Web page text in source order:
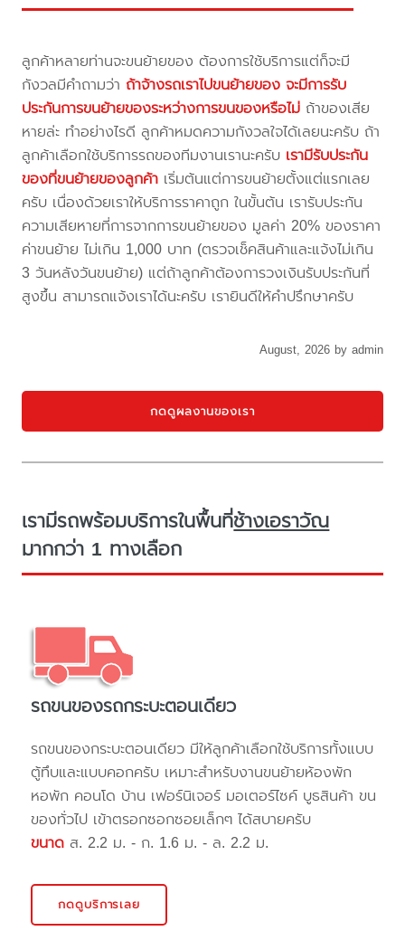
ลูกค้าหลายท่านจะขนย้ายของ ต้องการใช้บริการแต่ก็จะมี
กังวลมีคำถามว่า ถ้าจ้างรถเราไปขนย้ายของ จะมีการรับ
ประกันการขนย้ายของระหว่างการขนของหรือไม่ ถ้าของเสีย
หายล่ะ ทำอย่างไรดี ลูกค้าหมดความกังวลใจได้เลยนะครับ ถ้า
ลูกค้าเลือกใช้บริการรถของทีมงานเรานะครับ เรามีรับประกัน
ของที่ขนย้ายของลูกค้า เริ่มต้นแต่การขนย้ายตั้งแต่แรกเลย
ครับ เนื่องด้วยเราให้บริการราคาถูก ในขั้นต้น เรารับประกัน
ความเสียหายที่การจากการขนย้ายของ มูลค่า 20% ของราคา
ค่าขนย้าย ไม่เกิน 1,000 บาท (ตรวจเช็คสินค้าและแจ้งไม่เกิน
3 วันหลังวันขนย้าย) แต่ถ้าลูกค้าต้องการวงเงินรับประกันที่
สูงขึ้น สามารถแจ้งเราได้นะครับ เรายินดีให้คำปรึกษาครับ
August, 2026 by admin
กดดูผลงานของเรา
เรามีรถพร้อมบริการในพื้นที่ช้างเอราวัณ
มากกว่า 1 ทางเลือก
รถขนของรถกระบะตอนเดียว
รถขนของกระบะตอนเดียว มีให้ลูกค้าเลือกใช้บริการทั้งแบบ
ตู้ทึบและแบบคอกครับ เหมาะสำหรับงานขนย้ายห้องพัก
หอพัก คอนโด บ้าน เฟอร์นิเจอร์ มอเตอร์ไซค์ บูธสินค้า ขน
ของทั่วไป เข้าตรอกซอกซอยเล็กๆ ได้สบายครับ
ขนาด ส. 2.2 ม. - ก. 1.6 ม. - ล. 2.2 ม.
กดดูบริการเลย